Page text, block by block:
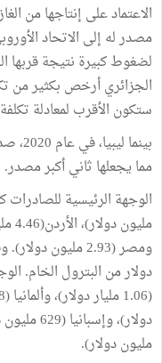
الاعتماد على إنتاجها من
مصدر له إلى الاتحاد
لضغوط كبيرة نتيجة قربها
الجزائري أرخص بكثير من
ستكون الأقرب لمعادلة
مما يجعلها ثاني أكبر مصدر.
دولار من البترول الخام.
مليون دولار).